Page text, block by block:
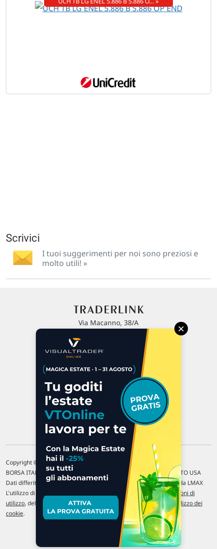
Scrivici
I tuoi suggerimenti per noi sono preziosi e
molto utili! »
Via Macanno, 38/A
P.IVA 02 452 460 401
Chi siamo
Commenti e segnalazioni
Contattaci
Copyright © 1996-2026 Traderlink Italia s.r.l.
BORSA ITALIANA Quotazioni di borsa differite di 15 min. / MERCATO USA
Dati differiti di 15 min. (fonte Intrinio) / FOREX Quotazioni fornite da LMAX
L'utilizzo di questo sito implica l'accettazione delle nostre Condizioni di
utilizzo, del Disclaimer MAR, delle Politiche sulla privacye dell' Utilizzo dei
cookie.
×